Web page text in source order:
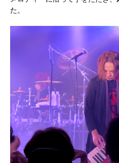
た。